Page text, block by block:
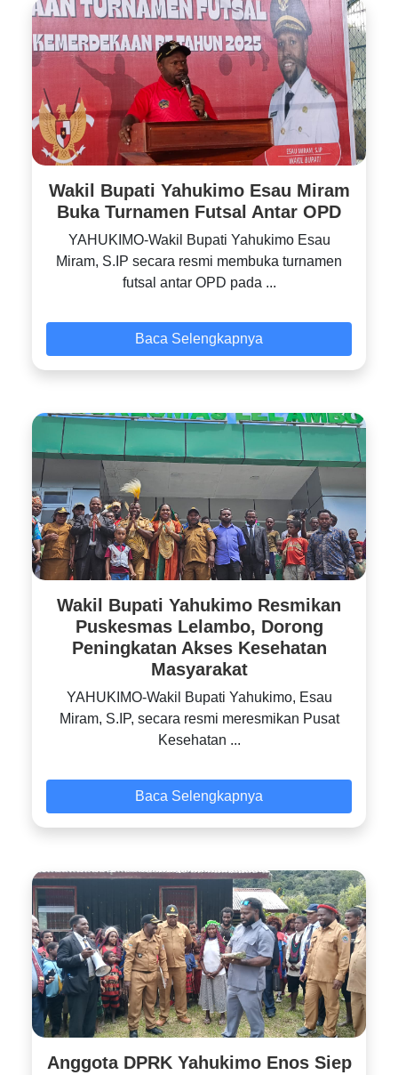
Wakil Bupati Yahukimo Esau Miram
Buka Turnamen Futsal Antar OPD
YAHUKIMO-Wakil Bupati Yahukimo Esau
Miram, S.IP secara resmi membuka turnamen
futsal antar OPD pada ...
Baca Selengkapnya
Wakil Bupati Yahukimo Resmikan
Puskesmas Lelambo, Dorong
Peningkatan Akses Kesehatan
Masyarakat
YAHUKIMO-Wakil Bupati Yahukimo, Esau
Miram, S.IP, secara resmi meresmikan Pusat
Kesehatan ...
Baca Selengkapnya
Anggota DPRK Yahukimo Enos Siep